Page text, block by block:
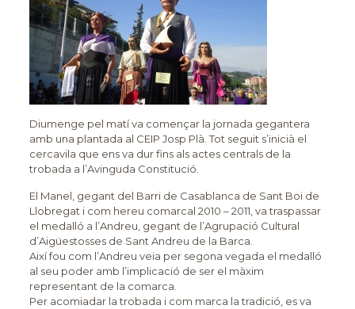
Diumenge pel matí va començar la jornada gegantera
amb una plantada al CEIP Josp Plà. Tot seguit s’inicià el
cercavila que ens va dur fins als actes centrals de la
trobada a l’Avinguda Constitució.
El Manel, gegant del Barri de Casablanca de Sant Boi de
Llobregat i com hereu comarcal 2010 – 2011, va traspassar
el medalló a l’Andreu, gegant de l’Agrupació Cultural
d’Aigüestosses de Sant Andreu de la Barca.
Així fou com l’Andreu veia per segona vegada el medalló
al seu poder amb l’implicació de ser el màxim
representant de la comarca.
Per acomiadar la trobada i com marca la tradició, es va